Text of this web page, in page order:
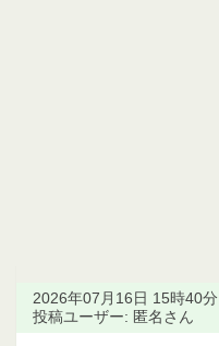
2026年07月16日 15時40分
投稿ユーザー: 匿名さん